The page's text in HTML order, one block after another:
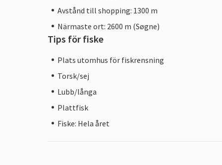
Avstånd till shopping: 1300 m
Närmaste ort: 2600 m (Søgne)
Tips för fiske
Plats utomhus för fiskrensning
Torsk/sej
Lubb/långa
Plattfisk
Fiske: Hela året